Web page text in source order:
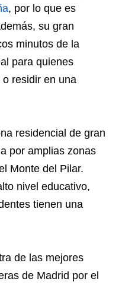
, por lo que es
su gran
minutos de la
para quienes
residir en una
residencial de gran
por amplias zonas
Monte del Pilar.
nivel educativo,
tienen una
de las mejores
de Madrid por el